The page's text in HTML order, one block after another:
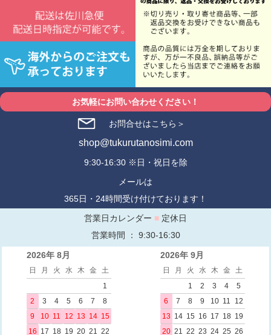
お気軽にお問い合わせください！
お問合せはこちら＞
shop@tukurutanosimi.com
9:30-16:30 ※日・祝日を除
メールは
365日・24時間受け付けております！
営業日カレンダー ■ 定休日
営業時間 ： 9:30-16:30
2026年 8月
日 月 火 水 木 金
土
1
2
3 4 5 6 7
8
9
10 11 12 13 14 15
16 17 18 19 20 21 22
2026年 9月
日 月 火 水 木 金
土
1
2 3 4
5
6
7 8 9 10 11
12
13 14 15 16 17 18 19
20 21 22 23 24 25 26